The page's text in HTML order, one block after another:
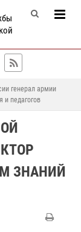
генерал армии
и педагогов
ЗНАНИЙ